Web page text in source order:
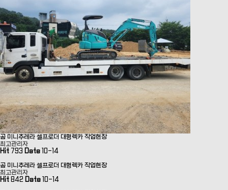
곰 미니추레라 셀프로더 대형렉카 작업현장
최고관리자
Hit 793 Date 10-14
곰 미니추레라 셀프로더 대형렉카 작업현장
최고관리자
Hit 842 Date 10-14